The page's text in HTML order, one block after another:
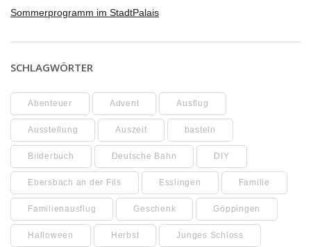
Sommerprogramm im StadtPalais
SCHLAGWÖRTER
Abenteuer Advent Ausflug
Ausstellung Auszeit basteln
Bilderbuch Deutsche Bahn DIY
Ebersbach an der Fils Esslingen Familie
Familienausflug Geschenk Göppingen
Halloween Herbst Junges Schloss